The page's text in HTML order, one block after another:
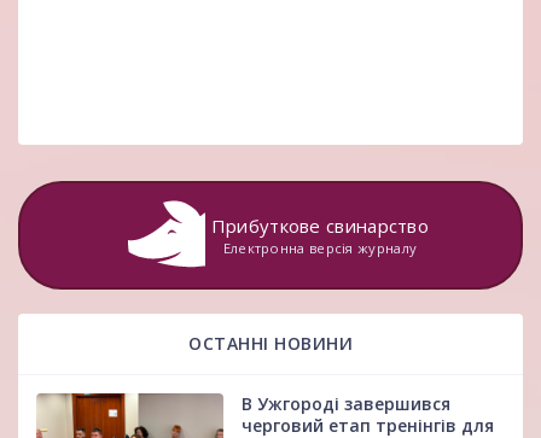
Прибуткове свинарство
Електронна версія журналу
ОСТАННІ НОВИНИ
В Ужгороді завершився
черговий етап тренінгів для